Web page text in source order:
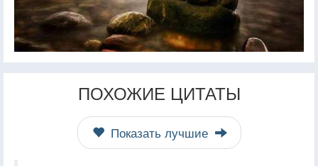
ПОХОЖИЕ ЦИТАТЫ
Показать лучшие